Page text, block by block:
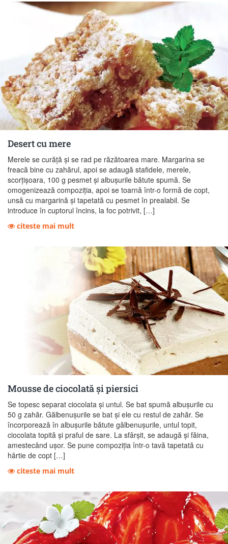
Desert cu mere
Merele se curăță și se rad pe răzătoarea mare. Margarina se
freacă bine cu zahărul, apoi se adaugă stafidele, merele,
scorțișoara, 100 g pesmet și albușurile bătute spumă. Se
omogenizează compoziția, apoi se toarnă într-o formă de copt,
unsă cu margarină și tapetată cu pesmet în prealabil. Se
introduce în cuptorul încins, la foc potrivit, […]
citeste mai mult
Mousse de ciocolată şi piersici
Se topesc separat ciocolata şi untul. Se bat spumă albuşurile cu
50 g zahăr. Gălbenuşurile se bat şi ele cu restul de zahăr. Se
încorporează în albuşurile bătute gălbenuşurile, untul topit,
ciocolata topită şi praful de sare. La sfârşit, se adaugă şi făina,
amestecând uşor. Se pune compoziţia într-o tavă tapetată cu
hârtie de copt […]
citeste mai mult